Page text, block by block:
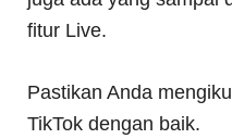
fitur Live.
Pastikan Anda
TikTok dengan baik.